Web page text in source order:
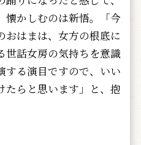
懐かしむのは新悟。「今
おはまは、女方の根底に
世話女房の気持ちを意識
する演目ですので、いい
たらと思います」と、抱